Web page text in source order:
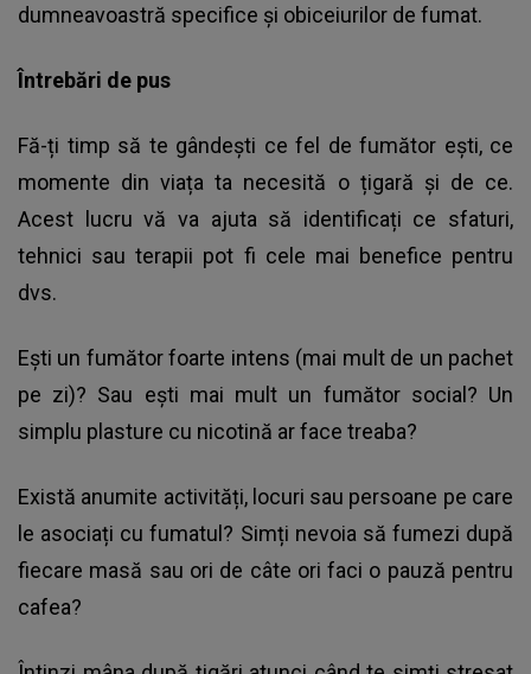
dumneavoastră specifice și obiceiurilor de fumat.
Întrebări de pus
Fă-ți timp să te gândești ce fel de fumător ești, ce
momente din viața ta necesită o țigară și de ce.
Acest lucru vă va ajuta să identificați ce sfaturi,
tehnici sau terapii pot fi cele mai benefice pentru
dvs.
Ești un fumător foarte intens (mai mult de un pachet
pe zi)? Sau ești mai mult un fumător social? Un
simplu plasture cu nicotină ar face treaba?
Există anumite activități, locuri sau persoane pe care
le asociați cu fumatul? Simți nevoia să fumezi după
fiecare masă sau ori de câte ori faci o pauză pentru
cafea?